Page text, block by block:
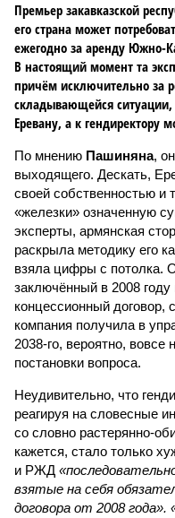
Премьер закавказской
его страна может
ежегодно за аренду Южно-
В настоящий момент та
причём исключительно за
складывающейся
Еревану, а к гендиректору
По мнению Пашиняна,
выходящего. Дескать,
своей собственностью и
«железки» означенную
эксперты, армянская
раскрыла методику его
взяла цифры с потолка.
заключённый в 2008
концессионный договор,
компания получила в
2038-го, вероятно, вовсе
постановки вопроса.
Неудивительно, что
реагируя на словесные
со словно растерянно-
кажется, стало только
и РЖД
взятые на себя
договора от 2008 года».